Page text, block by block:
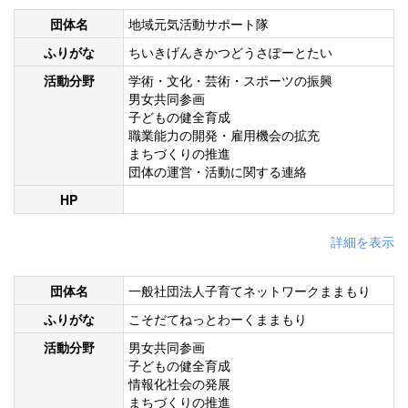
団体名
地域元気活動サポート隊
ふりがな
ちいきげんきかつどうさぽーとたい
活動分野
学術・文化・芸術・スポーツの振興
男女共同参画
子どもの健全育成
職業能力の開発・雇用機会の拡充
まちづくりの推進
団体の運営・活動に関する連絡
HP
詳細を表示
団体名
一般社団法人子育てネットワークままもり
ふりがな
こそだてねっとわーくままもり
活動分野
男女共同参画
子どもの健全育成
情報化社会の発展
まちづくりの推進